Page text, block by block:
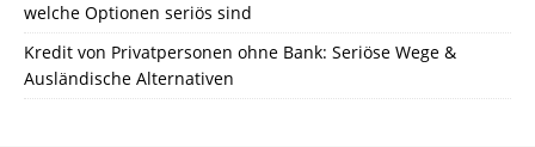
welche Optionen seriös sind
Kredit von Privatpersonen ohne Bank: Seriöse Wege &
Ausländische Alternativen